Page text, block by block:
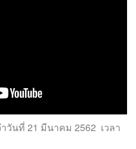
วันที่ 21 มีนาคม 2562 เวลา